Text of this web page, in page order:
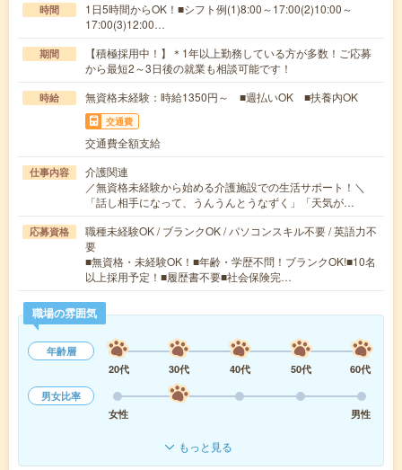
時間
1日5時間からOK！■シフト例(1)8:00～17:00(2)10:00～
17:00(3)12:00…
期間
【積極採用中！】＊1年以上勤務している方が多数！ご応募
から最短2～3日後の就業も相談可能です！
時給 無資格未経験：時給1350円～ ■週払いOK ■扶養内OK
交通費
交通費全額支給
仕事内容
介護関連
／無資格未経験から始める介護施設での生活サポート！＼
「話し相手になって、うんうんとうなずく」「天気が…
応募資格
職種未経験OK / ブランクOK / パソコンスキル不要 / 英語力不
要
■無資格・未経験OK！■年齢・学歴不問！ブランクOK!■10名
以上採用予定！■履歴書不要■社会保険完…
職場の雰囲気
年齢層
20代
30代 40代 50代
60代
男女比率
女性
男性
もっと見る